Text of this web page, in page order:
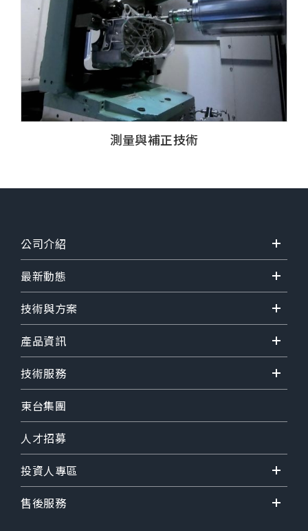
測量與補正技術
公司介紹
最新動態
技術與方案
產品資訊
技術服務
東台集團
人才招募
投資人專區
售後服務